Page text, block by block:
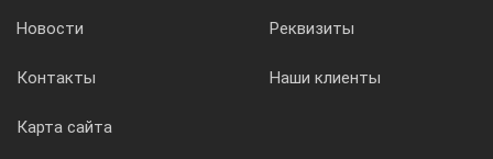
Новости Реквизиты
Контакты Наши клиенты
Карта сайта